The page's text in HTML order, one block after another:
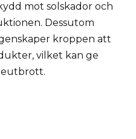
mot solskador och
Dessutom
kroppen att
vilket kan ge